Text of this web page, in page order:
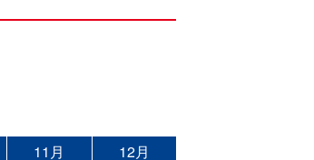
11月 12月